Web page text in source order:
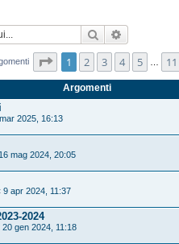
Cerca
Pagina1 di11
1 2 3 4 5 11
Argomenti
2025, 16:13
16 mag 2024, 20:05
9 apr 2024, 11:37
2024
20 gen 2024, 11:18